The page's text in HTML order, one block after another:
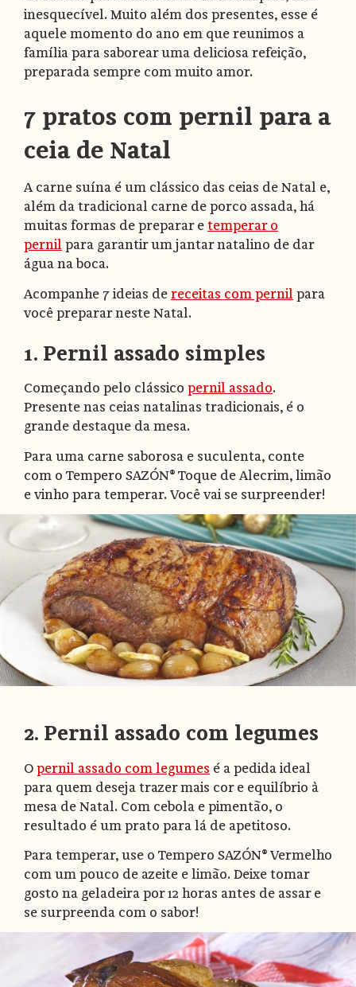
inesquecível. Muito além dos presentes, esse é
aquele momento do ano em que reunimos a
família para saborear uma deliciosa refeição,
preparada sempre com muito amor.
7 pratos com pernil para a
ceia de Natal
A carne suína é um clássico das ceias de Natal e,
além da tradicional carne de porco assada, há
muitas formas de preparar e temperar o
pernil para garantir um jantar natalino de dar
água na boca.
Acompanhe 7 ideias de receitas com pernil para
você preparar neste Natal.
1. Pernil assado simples
Começando pelo clássico pernil assado.
Presente nas ceias natalinas tradicionais, é o
grande destaque da mesa.
Para uma carne saborosa e suculenta, conte
com o Tempero SAZÓN® Toque de Alecrim, limão
e vinho para temperar. Você vai se surpreender!
2. Pernil assado com legumes
O pernil assado com legumes é a pedida ideal
para quem deseja trazer mais cor e equilíbrio à
mesa de Natal. Com cebola e pimentão, o
resultado é um prato para lá de apetitoso.
Para temperar, use o Tempero SAZÓN® Vermelho
com um pouco de azeite e limão. Deixe tomar
gosto na geladeira por 12 horas antes de assar e
se surpreenda com o sabor!